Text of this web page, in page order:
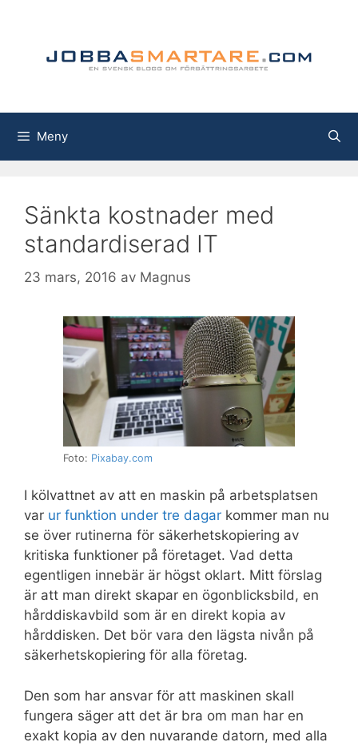
Meny
Sänkta kostnader med
standardiserad IT
23 mars, 2016 av Magnus
Foto: Pixabay.com
I kölvattnet av att en maskin på arbetsplatsen
var ur funktion under tre dagar kommer man nu
se över rutinerna för säkerhetskopiering av
kritiska funktioner på företaget. Vad detta
egentligen innebär är högst oklart. Mitt förslag
är att man direkt skapar en ögonblicksbild, en
hårddiskavbild som är en direkt kopia av
hårddisken. Det bör vara den lägsta nivån på
säkerhetskopiering för alla företag.
Den som har ansvar för att maskinen skall
fungera säger att det är bra om man har en
exakt kopia av den nuvarande datorn, med alla